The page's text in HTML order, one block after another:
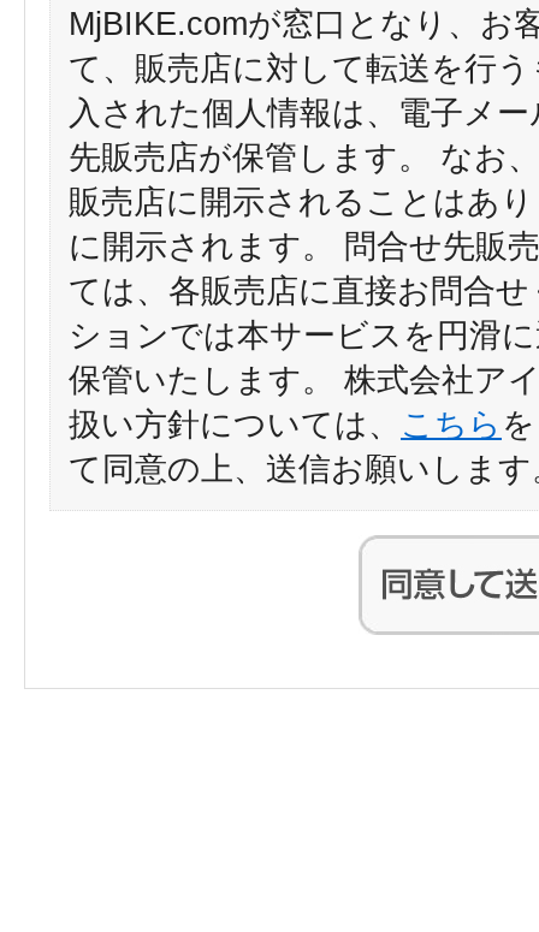
MjBIKE.comが窓口となり、お
て、販売店に対して転送を行
入された個人情報は、電子メ
先販売店が保管します。 なお
販売店に開示されることはあ
に開示されます。 問合せ先販
ては、各販売店に直接お問合
ションでは本サービスを円滑
保管いたします。 株式会社ア
扱い方針については、 こちら
て同意の上、送信お願いします